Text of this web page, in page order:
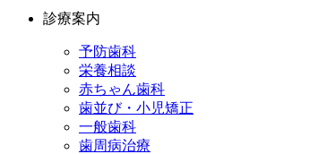
診療案内
予防歯科
栄養相談
赤ちゃん歯科
歯並び・小児矯正
一般歯科
歯周病治療